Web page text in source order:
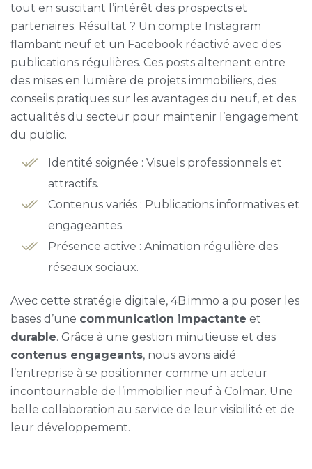
tout en suscitant l’intérêt des prospects et
partenaires. Résultat ? Un compte Instagram
flambant neuf et un Facebook réactivé avec des
publications régulières. Ces posts alternent entre
des mises en lumière de projets immobiliers, des
conseils pratiques sur les avantages du neuf, et des
actualités du secteur pour maintenir l’engagement
du public.
Identité soignée : Visuels professionnels et
attractifs.
Contenus variés : Publications informatives et
engageantes.
Présence active : Animation régulière des
réseaux sociaux.
Avec cette stratégie digitale, 4B.immo a pu poser les
bases d’une communication impactante et
durable. Grâce à une gestion minutieuse et des
contenus engageants, nous avons aidé
l’entreprise à se positionner comme un acteur
incontournable de l’immobilier neuf à Colmar. Une
belle collaboration au service de leur visibilité et de
leur développement.